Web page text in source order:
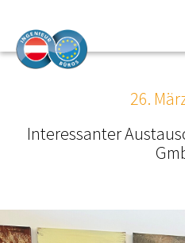
DAS
26.
Interessanter